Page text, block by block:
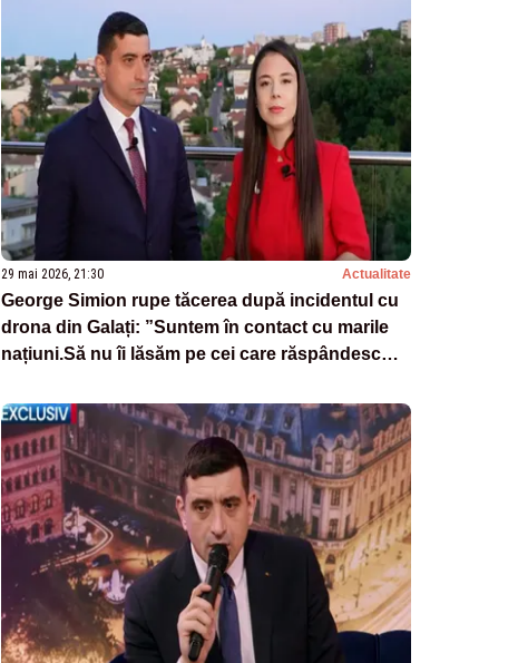
29 mai 2026, 21:30 Actualitate
George Simion rupe tăcerea după incidentul cu
drona din Galați: ”Suntem în contact cu marile
națiuni.Să nu îi lăsăm pe cei care răspândesc